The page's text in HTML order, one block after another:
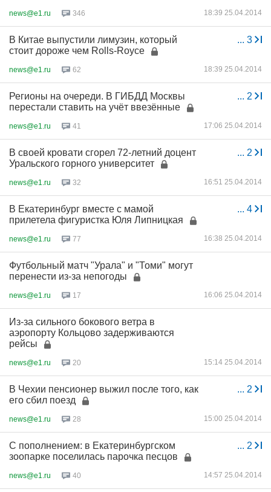
news@e1.ru 346 18:39 25.04.2014
... 3
В Китае выпустили лимузин, который
стоит дороже чем Rolls-Royce
news@e1.ru 62 18:39 25.04.2014
... 2
Регионы на очереди. В ГИБДД Москвы
перестали ставить на учёт ввезённые
news@e1.ru 41 17:06 25.04.2014
... 2
В своей кровати сгорел 72-летний доцент
Уральского горного университет
news@e1.ru 32 16:51 25.04.2014
... 4
В Екатеринбург вместе с мамой
прилетела фигуристка Юля Липницкая
news@e1.ru 77 16:38 25.04.2014
Футбольный матч "Урала" и "Томи" могут
перенести из-за непогоды
news@e1.ru 17 16:06 25.04.2014
Из-за сильного бокового ветра в
аэропорту Кольцово задерживаются
рейсы
news@e1.ru 20 15:14 25.04.2014
... 2
В Чехии пенсионер выжил после того, как
его сбил поезд
news@e1.ru 28 15:00 25.04.2014
... 2
С пополнением: в Екатеринбургском
зоопарке поселилась парочка песцов
news@e1.ru 40 14:57 25.04.2014